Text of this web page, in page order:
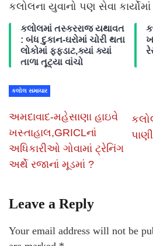
કલોલના યુવાનો પણ સેવા
કલોલમાં તસ્કરરાજ યથાવત
: બંધ દુકાન-ઘરોમાં ચોરી થતા
લોકોમાં ફફડાટ,ક્યાં ક્યાં
તાળા તૂટ્યા વાંચો
કલોલ સમાચાર
અમદાવાદ-મહેસાણા હાઇવે
ખસ્તાહાલ,GRICLનાં
અધિકારીઓ ગોવામાં ટ્રેનિંગ
અર્થે રજાનાં મૂડમાં ?
Leave a Reply
Your email address will not be